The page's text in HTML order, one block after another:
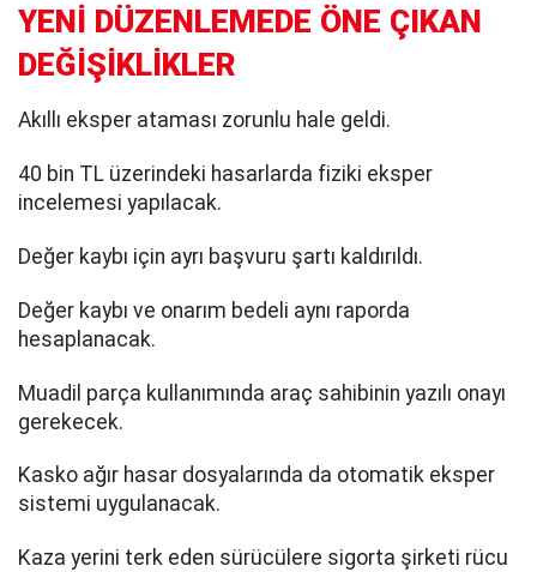
YENİ DÜZENLEMEDE ÖNE ÇIKAN
DEĞİŞİKLİKLER
Akıllı eksper ataması zorunlu hale geldi.
40 bin TL üzerindeki hasarlarda fiziki eksper
incelemesi yapılacak.
Değer kaybı için ayrı başvuru şartı kaldırıldı.
Değer kaybı ve onarım bedeli aynı raporda
hesaplanacak.
Muadil parça kullanımında araç sahibinin yazılı onayı
gerekecek.
Kasko ağır hasar dosyalarında da otomatik eksper
sistemi uygulanacak.
Kaza yerini terk eden sürücülere sigorta şirketi rücu